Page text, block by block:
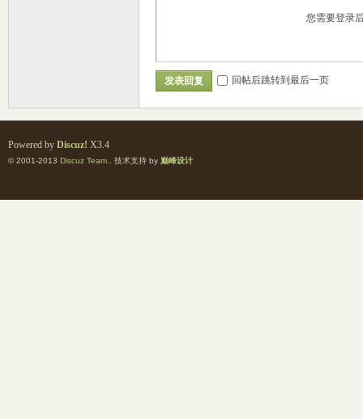
您需要登录
发表回复 回帖后跳转到最后一页
Powered by Discuz! X3.4
© 2001-2013 Discuz Team. . 技术支持 by 巅峰设计